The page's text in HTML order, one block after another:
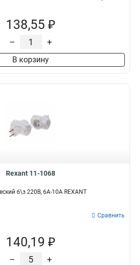
138,55 ₽
– +
В корзину
Rexant 11-1068
б\з 220В, 6A-10A REXANT
Сравнить
140,19 ₽
– +